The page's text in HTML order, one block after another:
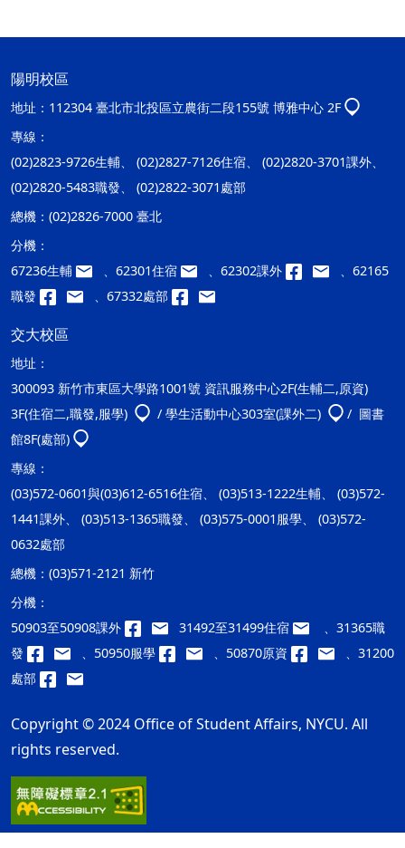
陽明校區
地址： 112304 臺北市北投區立農街二段155號 博雅中心 2F
專線：
(02)2823-9726生輔、 (02)2827-7126住宿、 (02)2820-3701課外、
(02)2820-5483職發、 (02)2822-3071處部
總機： (02)2826-7000 臺北
分機：
67236生輔
、62301住宿 、62302課外
、62165
職發
、67332處部
交大校區
地址：
300093 新竹市東區大學路1001號 資訊服務中心2F(生輔二,原資)
3F(住宿二,職發,服學)
/ 學生活動中心303室(課外二)
/ 圖書
館8F(處部)
專線：
(03)572-0601與(03)612-6516住宿、 (03)513-1222生輔、 (03)572-
1441課外、 (03)513-1365職發、 (03)575-0001服學、 (03)572-
0632處部
總機： (03)571-2121 新竹
分機：
50903至50908課外
31492至31499住宿
、31365職
發
、50950服學 、50870原資
、31200
處部
Copyright © 2024 Office of Student Affairs, NYCU. All
rights reserved.